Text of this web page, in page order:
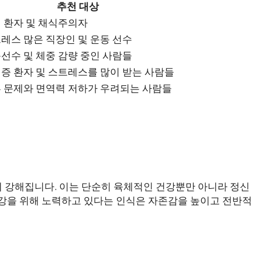
추천 대상
환자 및 채식주의자
스 많은 직장인 및 운동 선수
수 및 체중 감량 중인 사람들
환자 및 스트레스를 많이 받는 사람들
문제와 면역력 저하가 우려되는 사람들
해집니다. 이는 단순히 육체적인 건강뿐만 아니라 정신
위해 노력하고 있다는 인식은 자존감을 높이고 전반적